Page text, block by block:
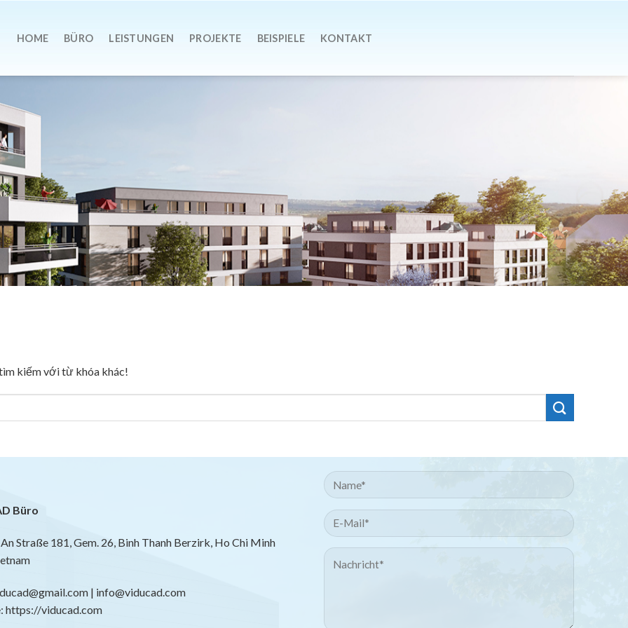
HOME BÜRO LEISTUNGEN PROJEKTE BEISPIELE KONTAKT
kiếm với từ khóa khác!
Büro
An Straße 181, Gem. 26, Binh Thanh Berzirk, Ho Chi Minh
| info@viducad.com
https://viducad.com